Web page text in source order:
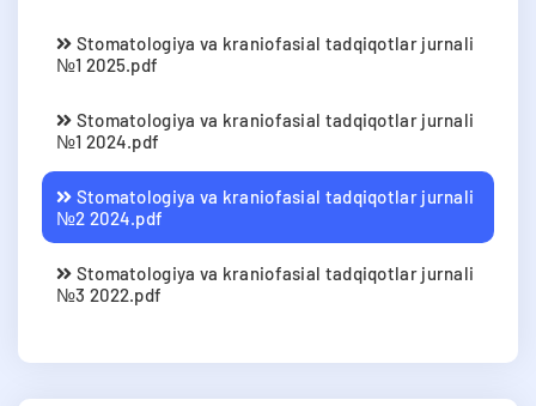
Stomatologiya va kraniofasial tadqiqotlar jurnali
№1 2025.pdf
Stomatologiya va kraniofasial tadqiqotlar jurnali
№1 2024.pdf
Stomatologiya va kraniofasial tadqiqotlar jurnali
№2 2024.pdf
Stomatologiya va kraniofasial tadqiqotlar jurnali
№3 2022.pdf